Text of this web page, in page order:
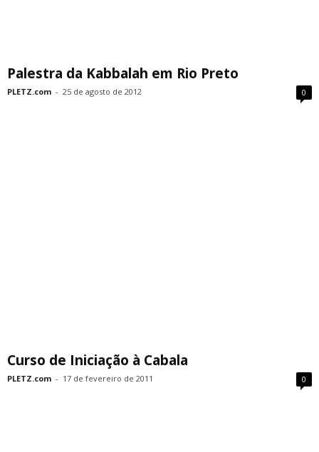
Palestra da Kabbalah em Rio Preto
PLETZ.com - 25 de agosto de 2012 0
Curso de Iniciação à Cabala
PLETZ.com - 17 de fevereiro de 2011 0